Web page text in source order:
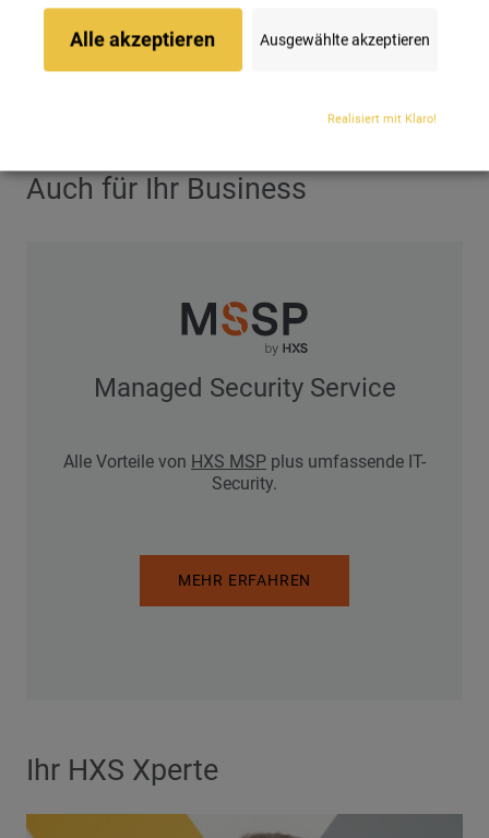
Mit diesem praxisnahen Anmeldungsprozess schaffen
Sie es spielerisch die Aspekte Sicherheit,
sicher, sondern auch praktikabel. Die Experten der HXS
Auch für Ihr Business
Managed Security Service
Alle Vorteile von HXS MSP plus umfassende IT-
Security.
MEHR ERFAHREN
Ihr HXS Xperte
Ausgewählte akzeptieren
Alle akzeptieren
Realisiert mit Klaro!